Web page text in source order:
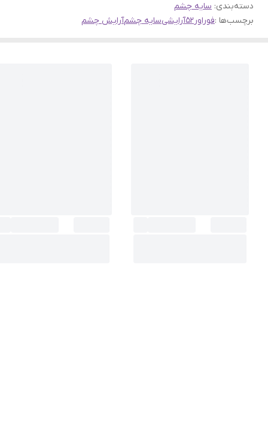
دسته‌بندی: سایه چشم
برچسب‌ها :فوراور52 آرایشیسایه چشمآرایش چشم